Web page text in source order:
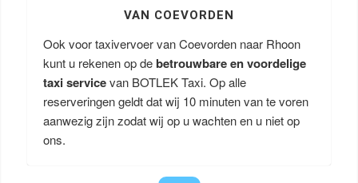
VAN COEVORDEN
Ook voor taxivervoer van Coevorden naar Rhoon
kunt u rekenen op debetrouwbare en voordelige
taxi servicevan BOTLEK Taxi. Op alle
reserveringen geldt dat wij 10 minuten van te voren
aanwezig zijn zodat wij op u wachten en u niet op
ons.